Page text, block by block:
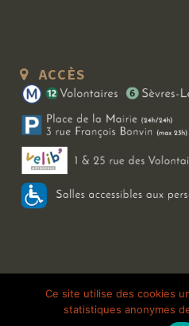
ACCÈS
Copyright 2026 Le Bal Blomet | Tous
Galerie
Ce site utilise des cookies
statistiques anonymes